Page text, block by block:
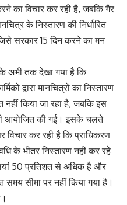
का विचार कर रही है, जबकि गैर
के निस्तारण की निर्धारित
सरकार 15 दिन करने का मन
अभी तक देखा गया है कि
द्वारा मानचित्रों का निस्तारण
किया जा रहा है, जबकि इस
आयोजित की गई। इसके चलते
विचार कर रही है कि प्राधिकरण
के भीतर निस्तारण नहीं कर रहे
50 प्रतिशत से अधिक है और
समय सीमा पर नहीं किया गया है।